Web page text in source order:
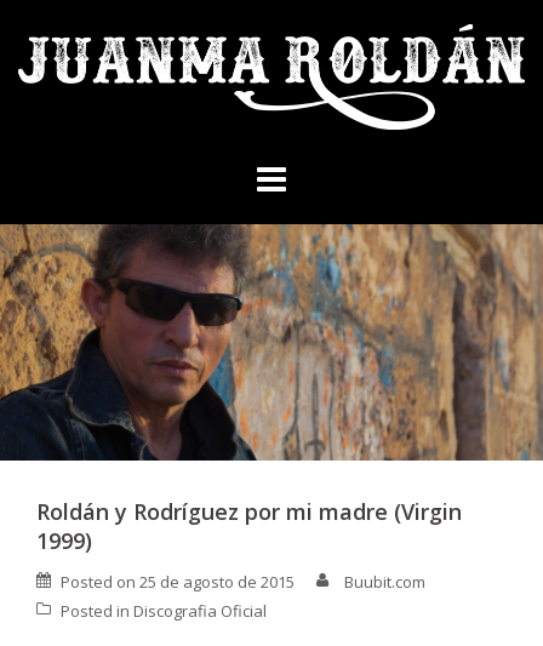
content
Roldán y Rodríguez por mi madre (Virgin
1999)
Posted on 25 de agosto de 2015
Buubit.com
Posted in Discografia Oficial